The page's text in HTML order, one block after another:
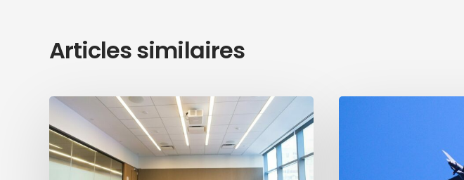
Articles similaires